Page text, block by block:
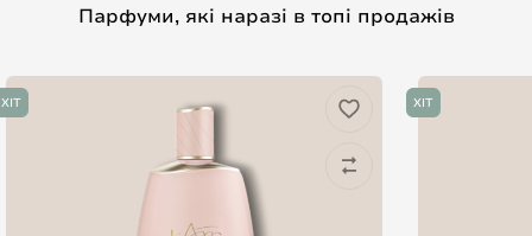
Парфуми, які наразі в топі продажів
ХІТ ХІТ